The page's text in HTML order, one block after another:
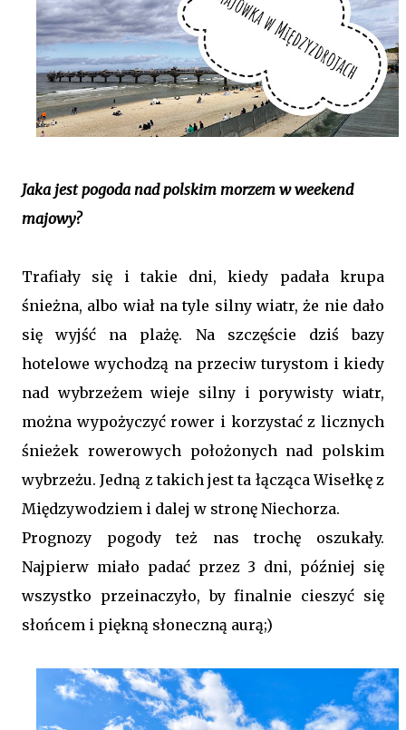
Jaka jest pogoda nad polskim morzem w weekend
majowy?
Trafiały się i takie dni, kiedy padała krupa
śnieżna, albo wiał na tyle silny wiatr, że nie dało
się wyjść na plażę. Na szczęście dziś bazy
hotelowe wychodzą na przeciw turystom i kiedy
nad wybrzeżem wieje silny i porywisty wiatr,
można wypożyczyć rower i korzystać z licznych
śnieżek rowerowych położonych nad polskim
wybrzeżu. Jedną z takich jest ta łącząca Wisełkę z
Międzywodziem i dalej w stronę Niechorza.
Prognozy pogody też nas trochę oszukały.
Najpierw miało padać przez 3 dni, później się
wszystko przeinaczyło, by finalnie cieszyć się
słońcem i piękną słoneczną aurą;)